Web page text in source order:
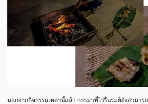
นอกจากกิจกรรมเหล่านี้แล้ว การมาที่ไร่รื่นรมย์ยังสามาร